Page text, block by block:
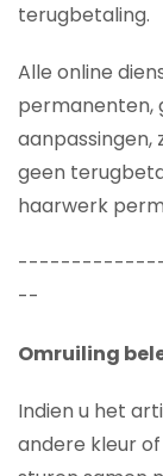
terugbetaling.
Alle online
permanenten,
aanpassingen,
geen
haarwerk
--
Omruiling
Indien u het
andere kleur